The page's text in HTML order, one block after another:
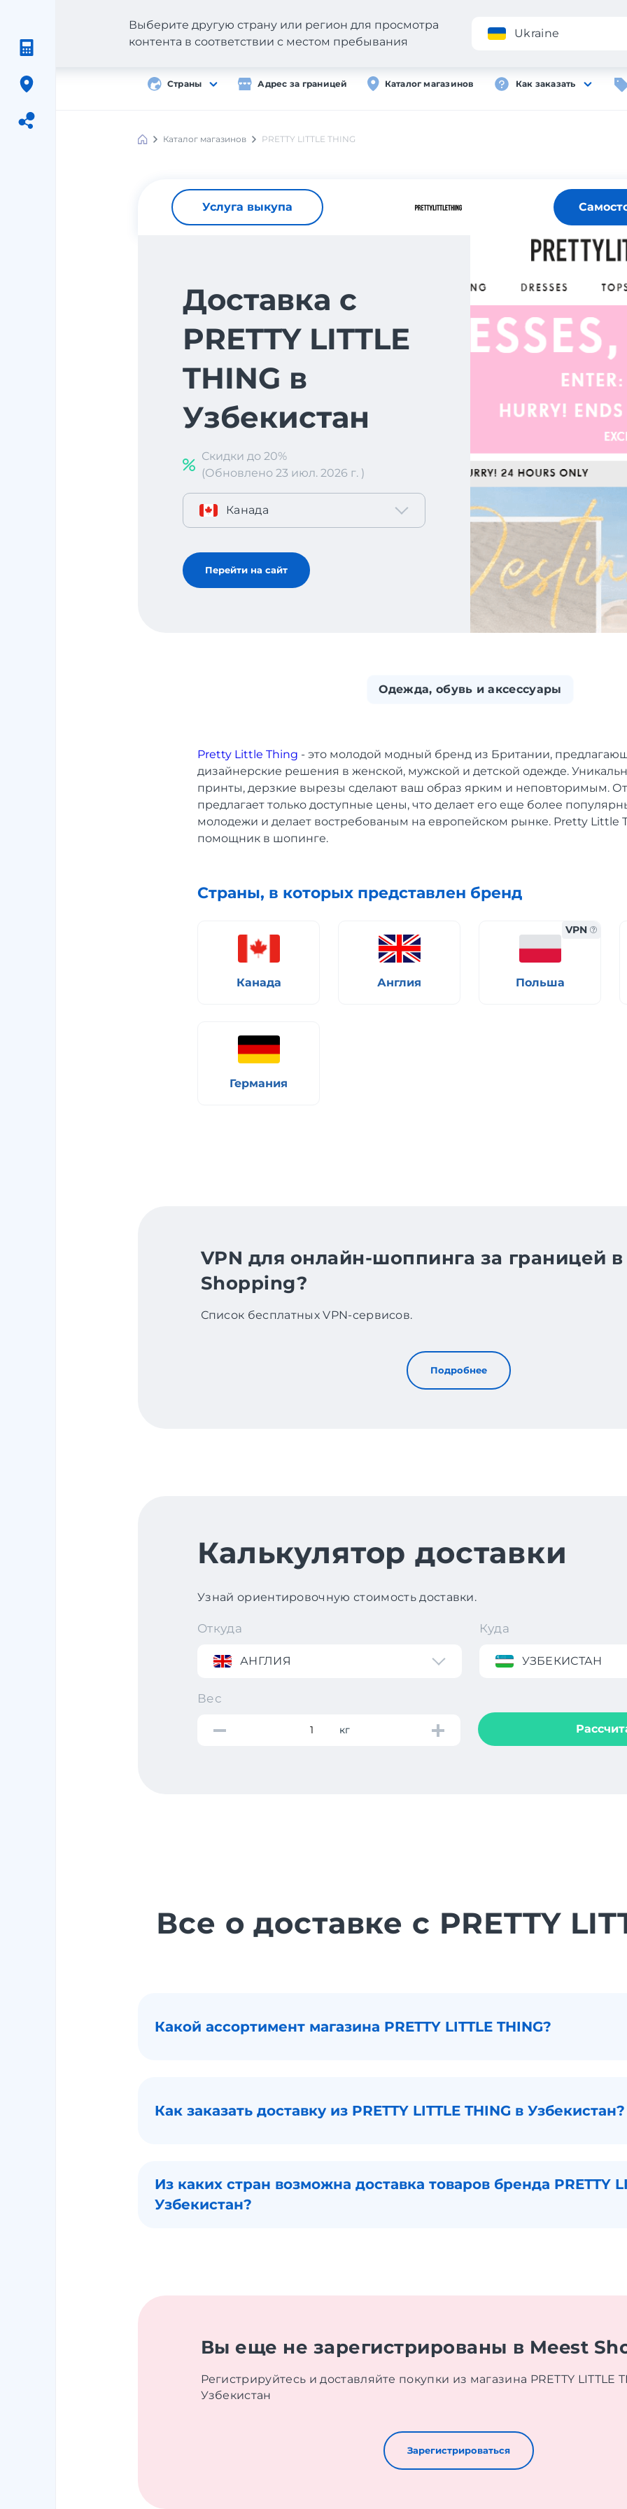
Приложение
Страны Адрес за границей Каталог магазинов Как заказать
Выберите другую страну или регион для просмотра
контента в соответствии с местом пребывания
Ukraine
Meest
Каталог магазинов PRETTY LITTLE THING
Услуга выкупа
Доставка с
PRETTY LITTLE
THING в
Узбекистан
Скидки до 20%
(Обновлено 23 июл. 2026 г. )
Канада
Перейти на сайт
Одежда, обувь и аксессуары
Pretty Little Thing - это молодой модный бренд из Британии,
дизайнерские решения в женской, мужской и детской одежде.
принты, дерзкие вырезы сделают ваш образ ярким и неповторимым.
предлагает только доступные цены, что делает его еще более
молодежи и делает востребованым на европейском рынке. Pretty Little
помощник в шопинге.
Страны, в которых представлен бренд
Канада Англия Польша
VPN
Германия
VPN для онлайн-шоппинга за границей
Shopping?
Список бесплатных VPN-сервисов.
Подробнее
Калькулятор доставки
Узнай ориентировочную стоимость доставки.
Откуда
АНГЛИЯ
Куда
УЗБЕКИСТАН
Вес
кг
Все о доставке с PRETTY
Какой ассортимент магазина PRETTY LITTLE THING?
Как заказать доставку из PRETTY LITTLE THING в Узбекистан?
Из каких стран возможна доставка товаров бренда PRETTY
Узбекистан?
Вы еще не зарегистрированы в Meest
Регистрируйтесь и доставляйте покупки из магазина PRETTY LITTLE
Узбекистан
Зарегистрироваться